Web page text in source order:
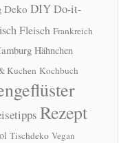
Deko DIYDo-it-
Fleisch Frankreich
Hähnchen
Kuchen Kochbuch
Rezept
Tischdeko Vegan